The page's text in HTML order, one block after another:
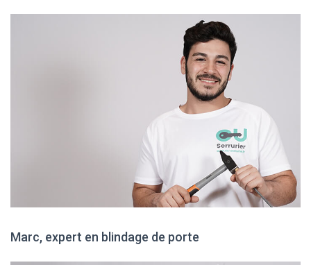
Marc, expert en blindage de porte